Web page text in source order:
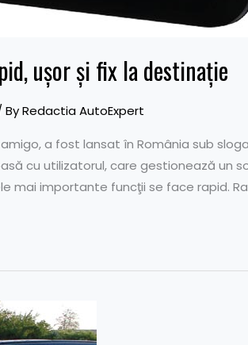
uşor şi fix la destinaţie
ByRedactia AutoExpert
a fost lansat în România sub
cu utilizatorul, care gestionează un
mai importante funcţii se face rapid.